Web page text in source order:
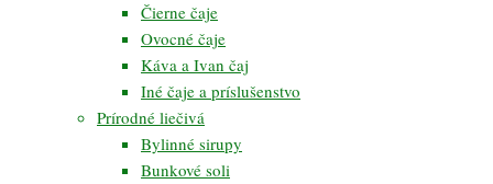
Čierne čaje
Ovocné čaje
Káva a Ivan čaj
Iné čaje a príslušenstvo
Prírodné liečivá
Bylinné sirupy
Bunkové soli